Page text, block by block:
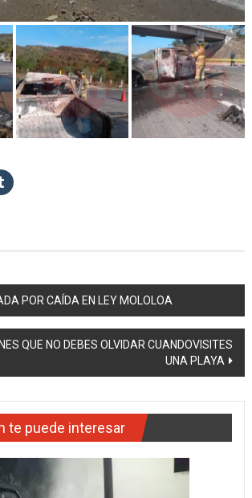
POR CAÍDA EN LEY MOLOLOA
QUE NO DEBES OLVIDAR CUANDOVISITES
UNA PLAYA
te puede interesar